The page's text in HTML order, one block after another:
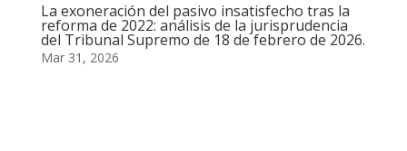
La exoneración del pasivo insatisfecho tras la
reforma de 2022: análisis de la jurisprudencia
del Tribunal Supremo de 18 de febrero de 2026.
Mar 31, 2026